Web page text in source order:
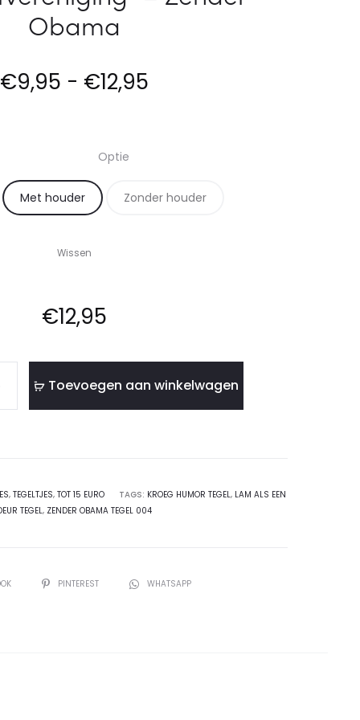
Obama
€9,95 - €12,95Prijsklasse:
€12,95
Optie
Met houder Zonder houder
Wissen
€12,95
Toevoegen aan winkelwagen
, TEGELTJES, TOT 15 EURO TAGS: KROEG HUMOR TEGEL, LAM ALS EEN
TEGEL, ZENDER OBAMA TEGEL 004
PINTEREST WHATSAPP